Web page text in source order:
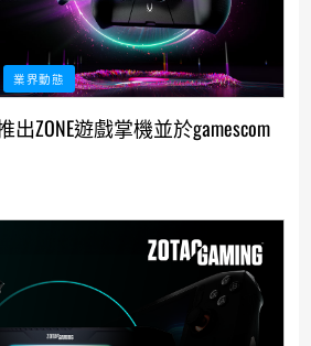
業界動態
出ZONE遊戲掌機並於gamescom